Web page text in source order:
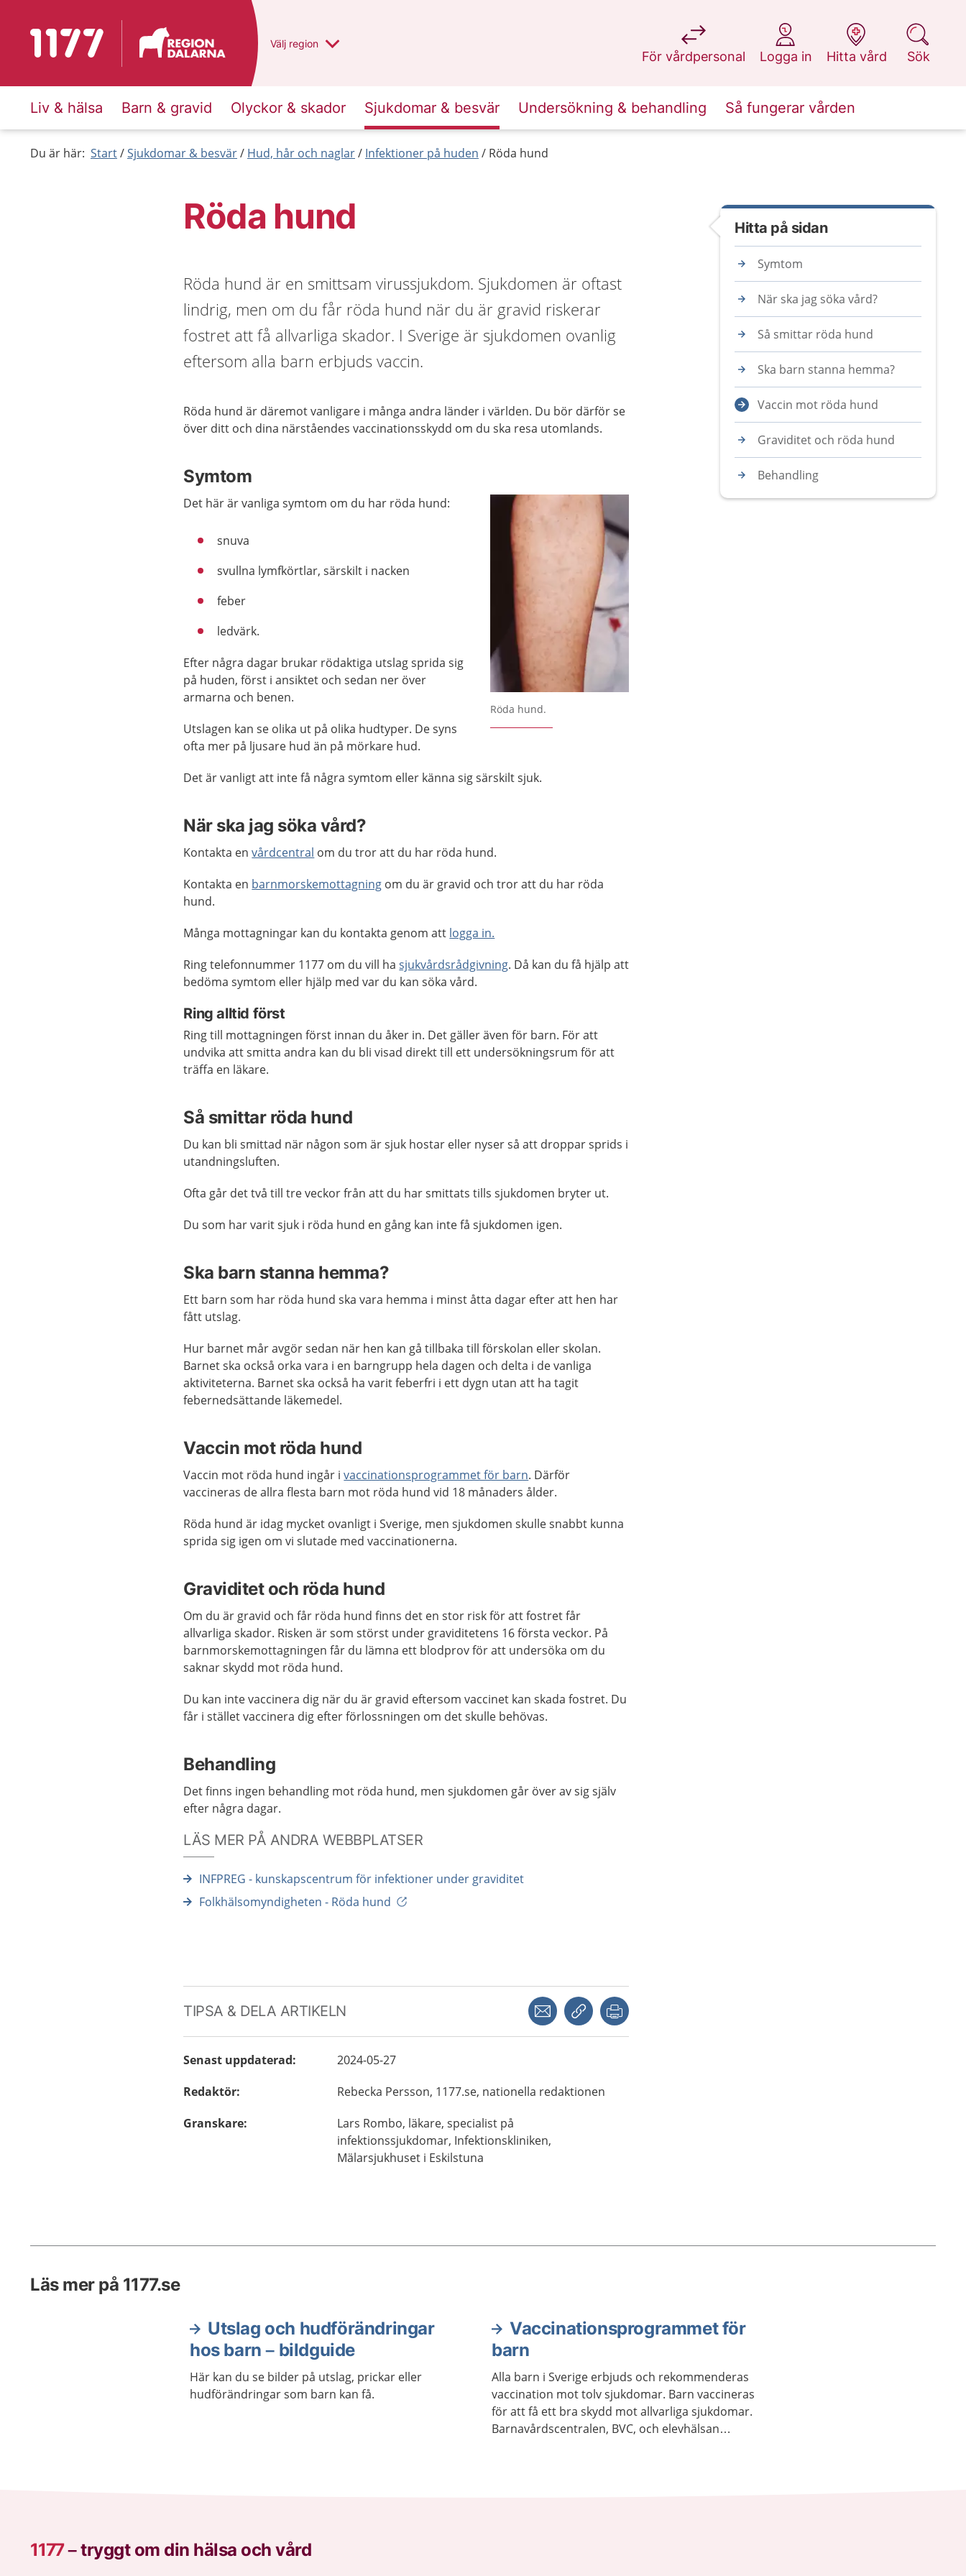
Till startsidan för 1177 Du har valt region
Välj en annan
region
För vårdpersonal
på 1177.se
Logga in
på 1177.se
Hitta vård
på 1177.se
Sök
på 1177.se
Liv & hälsa Barn & gravid Olyckor & skador Sjukdomar & besvär Undersökning & behandling Så fungerar vården
Du är här: Start Sjukdomar & besvär Hud, hår och naglar Infektioner på huden Röda hund
Röda hund
Röda hund är en smittsam virussjukdom. Sjukdomen är oftast
lindrig, men om du får röda hund när du är gravid riskerar
fostret att få allvarliga skador. I Sverige är sjukdomen ovanlig
eftersom alla barn erbjuds vaccin.
Röda hund är däremot vanligare i många andra länder i världen. Du bör därför se
över ditt och dina närståendes vaccinationsskydd om du ska resa utomlands.
Symtom
Röda hund.
Det här är vanliga symtom om du har röda hund:
snuva
svullna lymfkörtlar, särskilt i nacken
feber
ledvärk.
Efter några dagar brukar rödaktiga utslag sprida sig
på huden, först i ansiktet och sedan ner över
armarna och benen.
Utslagen kan se olika ut på olika hudtyper. De syns
ofta mer på ljusare hud än på mörkare hud.
Det är vanligt att inte få några symtom eller känna sig särskilt sjuk.
När ska jag söka vård?
Kontakta envårdcentral om du tror att du har röda hund.
Kontakta en barnmorskemottagning om du är gravid och tror att du har röda
hund.
Många mottagningar kan du kontakta genom att logga in.
Ring telefonnummer 1177 om du vill hasjukvårdsrådgivning. Då kan du få hjälp att
bedöma symtom eller hjälp med var du kan söka vård.
Ring alltid först
Ring till mottagningen först innan du åker in. Det gäller även för barn. För att
undvika att smitta andra kan du bli visad direkt till ett undersökningsrum för att
träffa en läkare.
Så smittar röda hund
Du kan bli smittad när någon som är sjuk hostar eller nyser så att droppar sprids i
utandningsluften.
Ofta går det två till tre veckor från att du har smittats tills sjukdomen bryter ut.
Du som har varit sjuk i röda hund en gång kan inte få sjukdomen igen.
Ska barn stanna hemma?
Ett barn som har röda hund ska vara hemma i minst åtta dagar efter att hen har
fått utslag.
Hur barnet mår avgör sedan när hen kan gå tillbaka till förskolan eller skolan.
Barnet ska också orka vara i en barngrupp hela dagen och delta i de vanliga
aktiviteterna. Barnet ska också ha varit feberfri i ett dygn utan att ha tagit
febernedsättande läkemedel.
Vaccin mot röda hund
Vaccin mot röda hund ingår ivaccinationsprogrammet för barn. Därför
vaccineras de allra flesta barn mot röda hund vid 18 månaders ålder.
Röda hund är idag mycket ovanligt i Sverige, men sjukdomen skulle snabbt kunna
sprida sig igen om vi slutade med vaccinationerna.
Graviditet och röda hund
Om du är gravid och får röda hund finns det en stor risk för att fostret får
allvarliga skador. Risken är som störst under graviditetens 16 första veckor. På
barnmorskemottagningen får du lämna ett blodprov för att undersöka om du
saknar skydd mot röda hund.
Du kan inte vaccinera dig när du är gravid eftersom vaccinet kan skada fostret. Du
får i stället vaccinera dig efter förlossningen om det skulle behövas.
Behandling
Det finns ingen behandling mot röda hund, men sjukdomen går över av sig själv
efter några dagar.
LÄS MER PÅ ANDRA WEBBPLATSER
INFPREG - kunskapscentrum för infektioner under graviditet
Folkhälsomyndigheten - Röda hund
TIPSA & DELA ARTIKELN Dela via mejlKopiera länk
Senast uppdaterad:
2024-05-27
Redaktör: Rebecka Persson, 1177.se, nationella redaktionen
Granskare: Lars Rombo, läkare, specialist på
infektionssjukdomar, Infektionskliniken,
Mälarsjukhuset i Eskilstuna
Hitta på sidan
Symtom
När ska jag söka vård?
Så smittar röda hund
Ska barn stanna hemma?
Vaccin mot röda hund
Graviditet och röda hund
Behandling
Läs mer på 1177.se
Utslag och hudförändringar
hos barn – bildguide
Här kan du se bilder på utslag, prickar eller
hudförändringar som barn kan få.
Vaccinationsprogrammet för
barn
Alla barn i Sverige erbjuds och rekommenderas
vaccination mot tolv sjukdomar. Barn vaccineras
för att få ett bra skydd mot allvarliga sjukdomar.
Barnavårdscentralen, BVC, och elevhälsan
1177–tryggt om din hälsa och vård